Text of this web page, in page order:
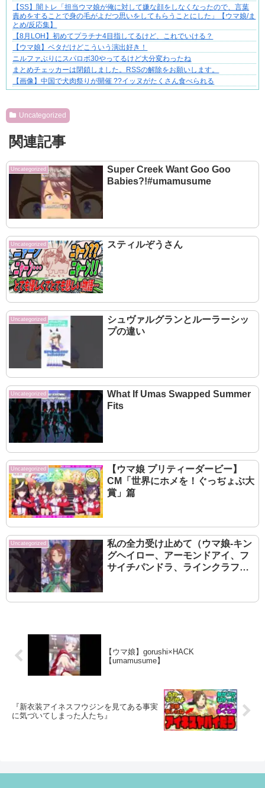
【SS】闇トレ「担当ウマ娘が俺に対して嫌な顔をしなくなったので、言葉
責めをすることで身の毛がよだつ思いをしてもらうことにした」【ウマ娘/ま
とめ/反応集】
【8月LOH】初めてプラチナ4目指してるけど、これでいける？
【ウマ娘】ベタだけどこういう演出好き！
ニルファぶりにスパロボ30やってるけど大分変わったね
まとめチェッカーは閉鎖しました。RSSの解除をお願いします。
【画像】中国で犬肉祭りが開催 ??イッヌがたくさん食べられる
Uncategorized
関連記事
Uncategorized
Super Creek Want Goo Goo
Babies?!#umamusume
Uncategorized スティルぞうさん
Uncategorized
シュヴァルグランとルーラーシッ
プの違い
Uncategorized
What If Umas Swapped Summer
Fits
Uncategorized
【ウマ娘 プリティーダービー】
CM「世界にホメを！ぐっぢょぶ大
賞」篇
Uncategorized
私の全力受け止めて（ウマ娘-キン
グヘイロー、アーモンドアイ、フ
サイチパンドラ、ラインクラフ
【ウマ娘】gorushi×HACK
【umamusume】
『新衣装アイネスフウジンを見てある事実
に気づいてしまった人たち』